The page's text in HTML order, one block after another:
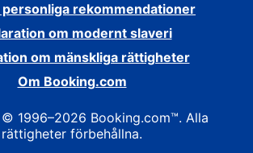
personliga rekommendationer
om modernt slaveri
om mänskliga rättigheter
Om Booking.com
1996–2026 Booking.com™. Alla
rättigheter förbehållna.